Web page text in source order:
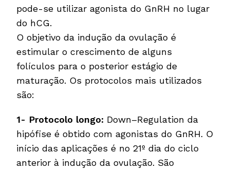
pode-se utilizar agonista do GnRH no lugar
do hCG.
O objetivo da indução da ovulação é
estimular o crescimento de alguns
folículos para o posterior estágio de
maturação. Os protocolos mais utilizados
são:
1- Protocolo longo: Down–Regulation da
hipófise é obtido com agonistas do GnRH. O
início das aplicações é no 21º dia do ciclo
anterior à indução da ovulação. São